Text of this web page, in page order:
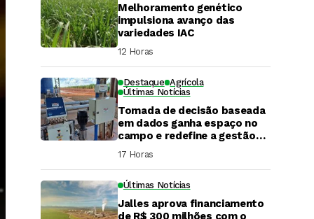
Melhoramento genético
impulsiona avanço das
variedades IAC
12 Horas ⁮
Destaque Agrícola
Últimas Notícias
Tomada de decisão baseada
em dados ganha espaço no
campo e redefine a gestão
hídrica das propriedades
rurais
17 Horas ⁮
Últimas Notícias
Jalles aprova financiamento
de R$ 300 milhões com o
DaCana Cast